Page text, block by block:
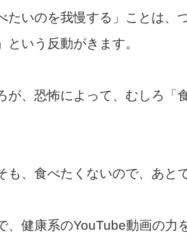
たいのを我慢する」ことは
という反動がきます。
が、恐怖によって、むしろ「
も、食べたくないので、あと
、健康系のYouTube動画の力